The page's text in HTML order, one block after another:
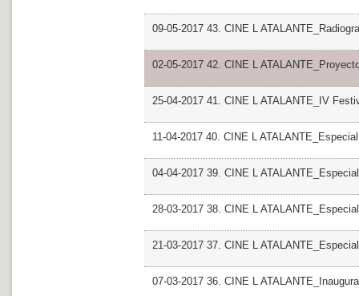
09-05-2017 43. CINE L
02-05-2017 42. CINE L
25-04-2017 41. CINE L ATALANTE_IV
11-04-2017 40. CINE L
04-04-2017 39. CINE L
28-03-2017 38. CINE L
21-03-2017 37. CINE L
07-03-2017 36. CINE L